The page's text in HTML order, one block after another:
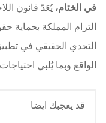
في الختام،يُعَدّ قانون
التزام المملكة بحماية
التحدي الحقيقي في
الواقع وبما يُلبي
قد يعجبك ايضا